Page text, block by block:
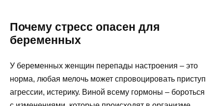
Почему стресс опасен для
беременных
У беременных женщин перепады настроения – это
норма, любая мелочь может спровоцировать приступ
агрессии, истерику. Виной всему гормоны – бороться